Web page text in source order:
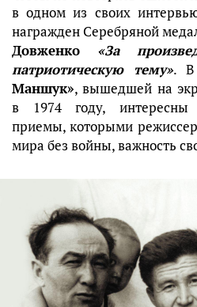
в одном из своих
награжден Серебряной
Довженко
«За
патриотическую тему». В
Маншук», вышедшей на
в 1974 году, интересны
приемы, которыми
мира без войны, важность